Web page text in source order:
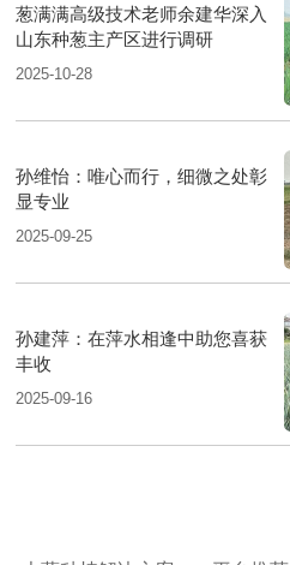
葱满满高级技术老师余建华深入
山东种葱主产区进行调研
2025-10-28
孙维怡：唯心而行，细微之处彰
显专业
2025-09-25
孙建萍：在萍水相逢中助您喜获
丰收
2025-09-16